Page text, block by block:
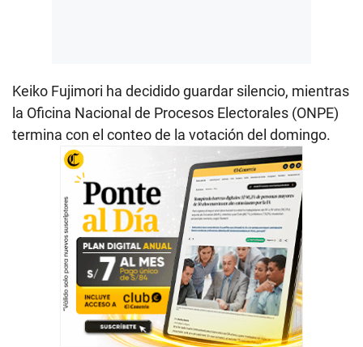
Keiko Fujimori ha decidido guardar silencio, mientras
la Oficina Nacional de Procesos Electorales (ONPE)
termina con el conteo de la votación del domingo.